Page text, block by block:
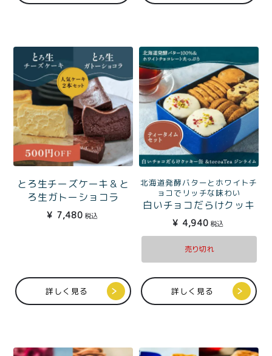
とろ生チーズケーキ＆と
ろ生ガトーショコラ
¥ 7,480 税込
詳しく見る
北海道発酵バターとホワイトチ
ョコでリッチな味わい
白いチョコだらけクッキ
ー缶とtoroaTeaジンライ
ムのティータイムセット
¥ 4,940 税込
売り切れ
詳しく見る